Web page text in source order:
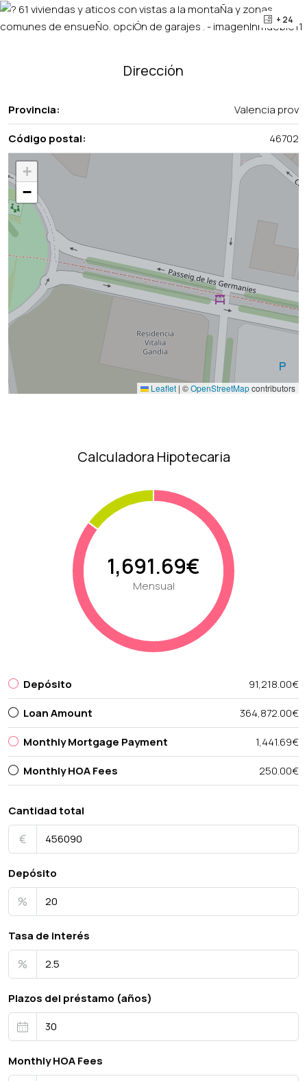
+ 24
Dirección
Provincia:
Valencia prov
Código postal:
46702
+
−
Leaflet | ©OpenStreetMapcontributors
Calculadora Hipotecaria
1,691.69€
Mensual
Depósito
91,218.00€
Loan Amount
364,872.00€
Monthly Mortgage Payment
1,441.69€
Monthly HOA Fees
250.00€
Cantidad total
€
Depósito
%
Tasa de interés
%
Plazos del préstamo (años)
Monthly HOA Fees